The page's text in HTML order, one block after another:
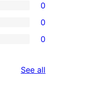
0
0
0
See all